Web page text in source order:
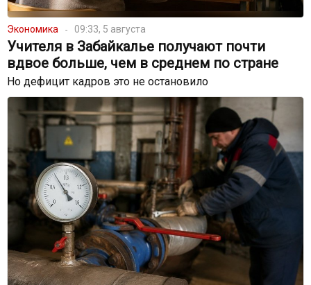
Экономика 09:33, 5 августа
Учителя в Забайкалье получают почти
вдвое больше, чем в среднем по стране
Но дефицит кадров это не остановило